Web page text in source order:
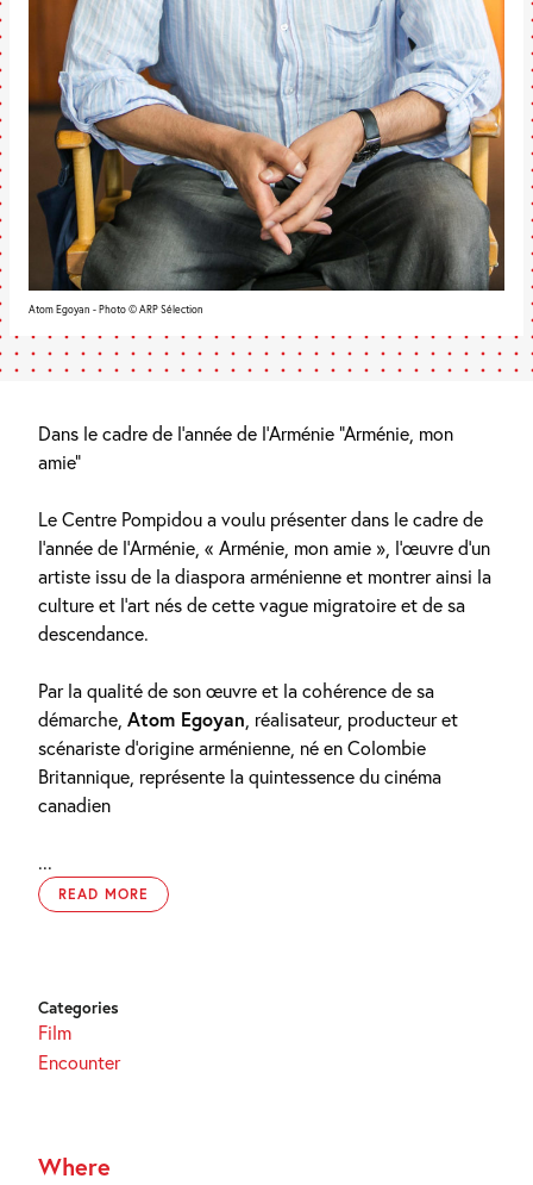
Atom Egoyan - Photo © ARP Sélection
Dans le cadre de l’année de l’Arménie “Arménie, mon
amie”
Le Centre Pompidou a voulu présenter dans le cadre de
l’année de l’Arménie, « Arménie, mon amie », l’œuvre d’un
artiste issu de la diaspora arménienne et montrer ainsi la
culture et l’art nés de cette vague migratoire et de sa
descendance.
Par la qualité de son œuvre et la cohérence de sa
démarche, Atom Egoyan, réalisateur, producteur et
scénariste d’origine arménienne, né en Colombie
Britannique, représente la quintessence du cinéma
canadien
...
READ MORE
Categories
Film
Encounter
Where